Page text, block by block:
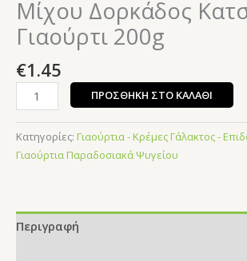
Μίχου Δορκάδος
Γιαούρτι 200g
€1.45
ΠΡΟΣΘΉΚΗ ΣΤΟ ΚΑΛΆΘΙ
Κατηγορίες: Γιαούρτια - Κρέμες Γάλακτος -
Γιαούρτια Παραδοσιακά Ψυγείου
Περιγραφή